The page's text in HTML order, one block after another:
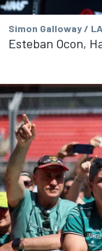
Simon Galloway /
Esteban Ocon,